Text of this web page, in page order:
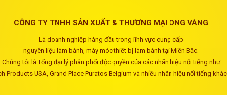
CÔNG TY TNHH SẢN XUẤT & THƯƠNG MẠI ONG VÀNG
Là doanh nghiệp hàng đầu trong lĩnh vực cung cấp
nguyên liệu làm bánh, máy móc thiết bị làm bánh tại Miền Bắc.
Chúng tôi là Tổng đại lý phân phối độc quyền của các nhãn hiệu nổi tiếng như
Products USA, Grand Place Puratos Belgium và nhiều nhãn hiệu nổi tiếng khác.